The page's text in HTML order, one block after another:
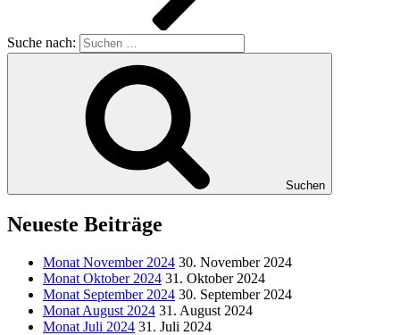
Suche nach:
Suchen
Neueste Beiträge
Monat November 2024 30. November 2024
Monat Oktober 2024 31. Oktober 2024
Monat September 2024 30. September 2024
Monat August 2024 31. August 2024
Monat Juli 2024 31. Juli 2024